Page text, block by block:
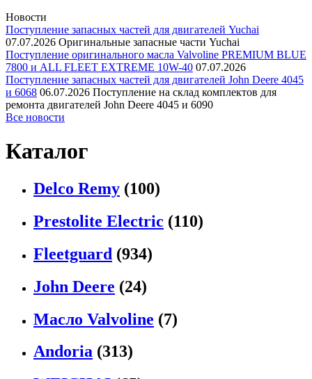
Новости
Поступление запасных частей для двигателей Yuchai
07.07.2026 Оригинальные запасные части Yuchai
Поступление оригинального масла Valvoline PREMIUM BLUE
7800 и ALL FLEET EXTREME 10W-40 07.07.2026
Поступление запасных частей для двигателей John Deere 4045
и 6068 06.07.2026 Поступление на склад комплектов для
ремонта двигателей John Deere 4045 и 6090
Все новости
Каталог
Delco Remy (100)
Prestolite Electric (110)
Fleetguard (934)
John Deere (24)
Масло Valvoline (7)
Andoria (313)